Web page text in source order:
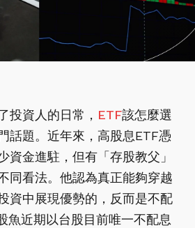
投資人的日常， ETF該怎麼選
話題。近年來，高股息ETF憑
資金進駐，但有「存股教父」
同看法。他認為真正能夠穿越
資中展現優勢的，反而是不配
魚近期以台股目前唯一不配息